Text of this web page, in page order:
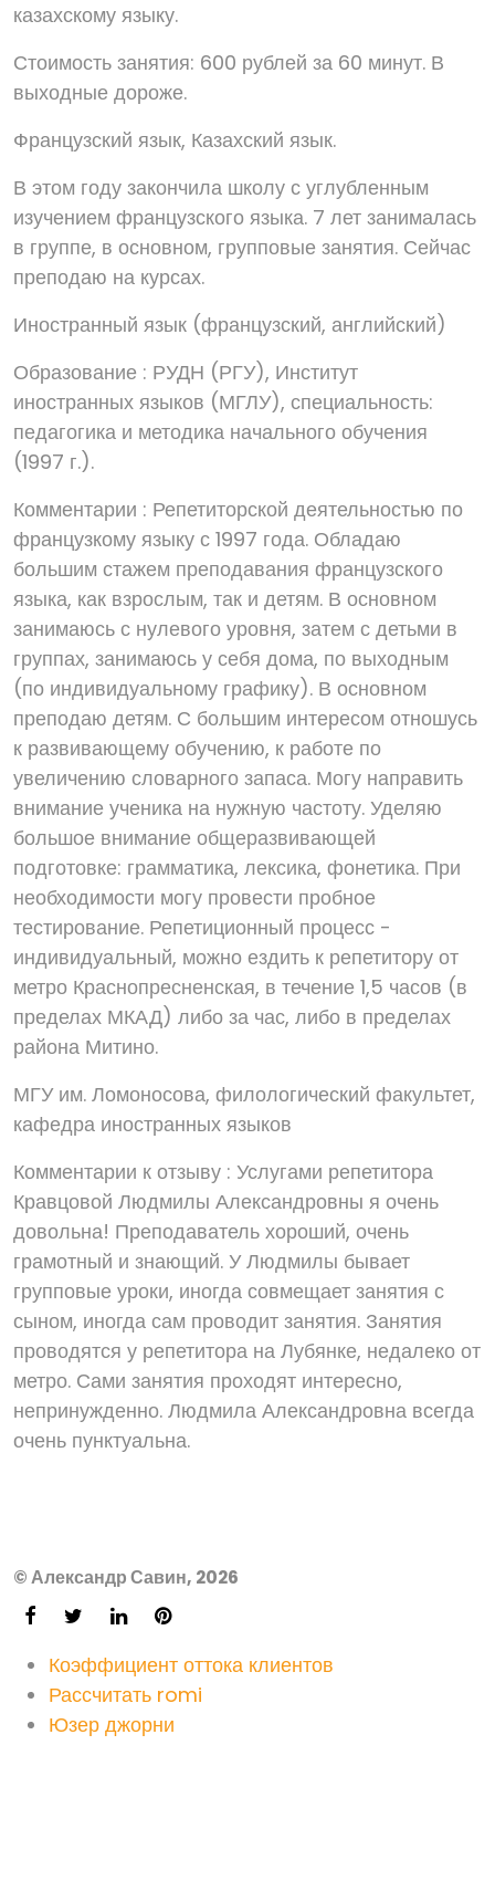
казахскому языку.
Стоимость занятия: 600 рублей за 60 минут. В
выходные дороже.
Французский язык, Казахский язык.
В этом году закончила школу с углубленным
изучением французского языка. 7 лет занималась
в группе, в основном, групповые занятия. Сейчас
преподаю на курсах.
Иностранный язык (французский, английский)
Образование : РУДН (РГУ), Институт
иностранных языков (МГЛУ), специальность:
педагогика и методика начального обучения
(1997 г.).
Комментарии : Репетиторской деятельностью по
французкому языку с 1997 года. Обладаю
большим стажем преподавания французского
языка, как взрослым, так и детям. В основном
занимаюсь с нулевого уровня, затем с детьми в
группах, занимаюсь у себя дома, по выходным
(по индивидуальному графику). В основном
преподаю детям. С большим интересом отношусь
к развивающему обучению, к работе по
увеличению словарного запаса. Могу направить
внимание ученика на нужную частоту. Уделяю
большое внимание общеразвивающей
подготовке: грамматика, лексика, фонетика. При
необходимости могу провести пробное
тестирование. Репетиционный процесс -
индивидуальный, можно ездить к репетитору от
метро Краснопресненская, в течение 1,5 часов (в
пределах МКАД) либо за час, либо в пределах
района Митино.
МГУ им. Ломоносова, филологический факультет,
кафедра иностранных языков
Комментарии к отзыву : Услугами репетитора
Кравцовой Людмилы Александровны я очень
довольна! Преподаватель хороший, очень
грамотный и знающий. У Людмилы бывает
групповые уроки, иногда совмещает занятия с
сыном, иногда сам проводит занятия. Занятия
проводятся у репетитора на Лубянке, недалеко от
метро. Сами занятия проходят интересно,
непринужденно. Людмила Александровна всегда
очень пунктуальна.
© Александр Савин, 2026
Коэффициент оттока клиентов
Рассчитать romi
Юзер джорни